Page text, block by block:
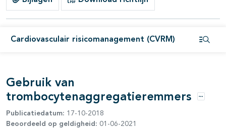
Cardiovasculair risicomanagement (CVRM)
open- en dichtklappen
open- en dichtklappen
open- en dichtklappen
Gebruik van
trombocytenaggregatieremmers
Opties
Publicatiedatum: 17-10-2018
Beoordeeld op geldigheid: 01-06-2021